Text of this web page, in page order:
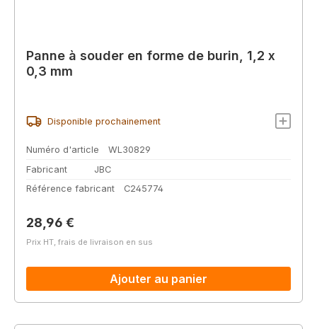
Panne à souder en forme de burin, 1,2 x
0,3 mm
Disponible prochainement
Numéro d'article
WL30829
Fabricant
JBC
Référence fabricant
C245774
Prix régulier :
28,96 €
Prix HT, frais de livraison en sus
Ajouter au panier